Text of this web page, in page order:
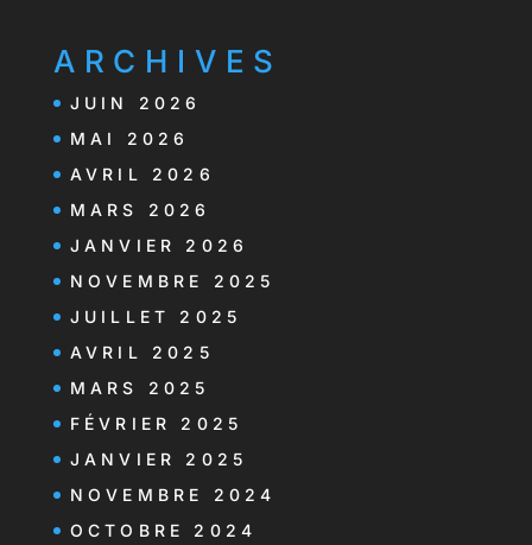
ARCHIVES
JUIN 2026
MAI 2026
AVRIL 2026
MARS 2026
JANVIER 2026
NOVEMBRE 2025
JUILLET 2025
AVRIL 2025
MARS 2025
FÉVRIER 2025
JANVIER 2025
NOVEMBRE 2024
OCTOBRE 2024